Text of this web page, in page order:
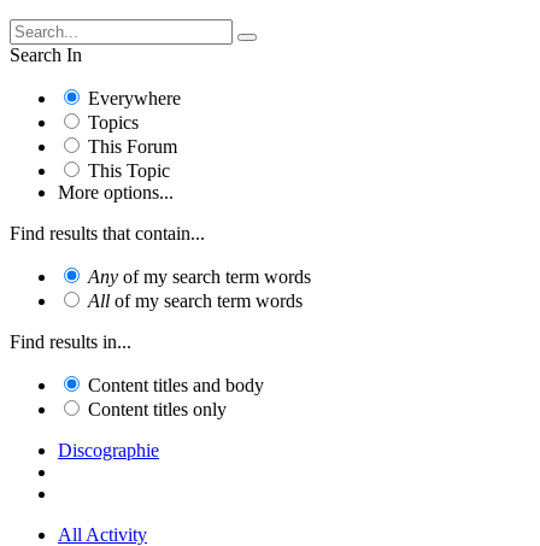
Search In
Everywhere
Topics
This Forum
This Topic
More options...
Find results that contain...
Any of my search term words
All of my search term words
Find results in...
Content titles and body
Content titles only
Discographie
All Activity